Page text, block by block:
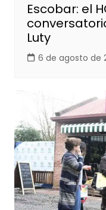
Escobar: el
Luty
6 de agosto de